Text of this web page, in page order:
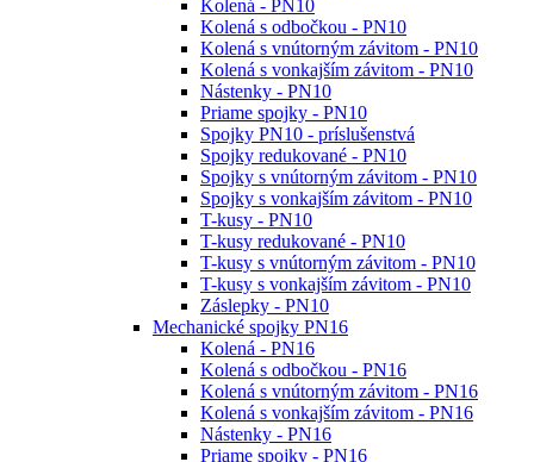
Kolená - PN10
Kolená s odbočkou - PN10
Kolená s vnútorným závitom - PN10
Kolená s vonkajším závitom - PN10
Nástenky - PN10
Priame spojky - PN10
Spojky PN10 - príslušenstvá
Spojky redukované - PN10
Spojky s vnútorným závitom - PN10
Spojky s vonkajším závitom - PN10
T-kusy - PN10
T-kusy redukované - PN10
T-kusy s vnútorným závitom - PN10
T-kusy s vonkajším závitom - PN10
Záslepky - PN10
Mechanické spojky PN16
Kolená - PN16
Kolená s odbočkou - PN16
Kolená s vnútorným závitom - PN16
Kolená s vonkajším závitom - PN16
Nástenky - PN16
Priame spojky - PN16